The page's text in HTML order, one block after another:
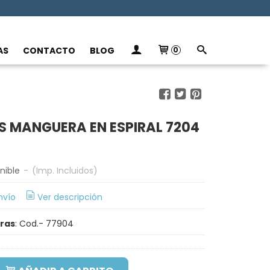
CONTACTO BLOG 0
MANGUERA EN ESPIRAL 7204
- (Imp. Incluidos)
Ver descripción
: Cod.- 77904